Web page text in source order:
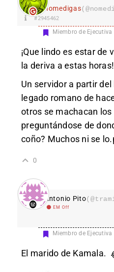
nomedigas
#2945462
Miembro de Ejecutiva
¡Que lindo es estar de
la deriva a estas horas!
Un servidor a partir
legado romano de
otros se machacan los
preguntándose de
coño? Muchos ni se
0
Antonio Pito
EM Off
Miembro de Ejecutiva
El marido de Kamala.